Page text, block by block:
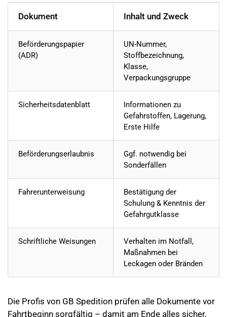
Dokument Inhalt und Zweck
Beförderungspapier
(ADR)
UN-Nummer,
Stoffbezeichnung,
Klasse,
Verpackungsgruppe
Sicherheitsdatenblatt
Informationen zu
Gefahrstoffen, Lagerung,
Erste Hilfe
Beförderungserlaubnis
Ggf. notwendig bei
Sonderfällen
Fahrerunterweisung
Bestätigung der
Schulung & Kenntnis der
Gefahrgutklasse
Schriftliche Weisungen
Verhalten im Notfall,
Maßnahmen bei
Leckagen oder Bränden
Die Profis von GB Spedition prüfen alle Dokumente vor
Fahrtbeginn sorgfältig – damit am Ende alles sicher,